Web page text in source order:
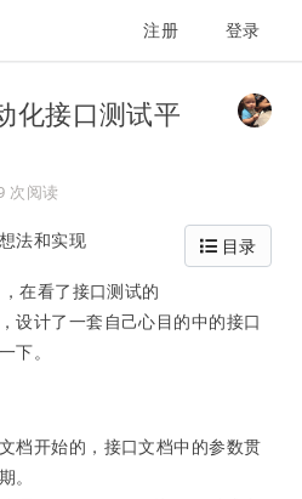
注册 登录
化接口测试平
次阅读
目录
法和实现
在看了接口测试的
设计了一套自己心目的中的接口
下。
档开始的，接口文档中的参数贯
。